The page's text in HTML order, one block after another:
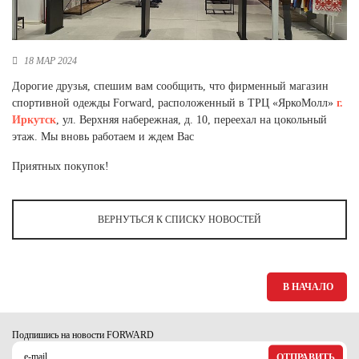
Новосибирская область (3)
Омская область (5)
Республика Крым (1)
Республика Татарстан (2)
Ростовская область (2)
Санкт-Петербург и ЛО (3)
Свердловская область (5)
Северная Осетия (2)
Смоленская область (1)
Тюменская область (3)
Хакасия (1)
18 МАР 2024
Дорогие друзья, спешим вам сообщить, что фирменный магазин
спортивной одежды Forward, расположенный в ТРЦ «ЯркоМолл» г.
Иркутск, ул. Верхняя набережная, д. 10, переехал на цокольный
этаж. Мы вновь работаем и ждем Вас
Приятных покупок!
ВЕРНУТЬСЯ К СПИСКУ НОВОСТЕЙ
В НАЧАЛО
Подпишись на новости FORWARD
ОТПРАВИТЬ